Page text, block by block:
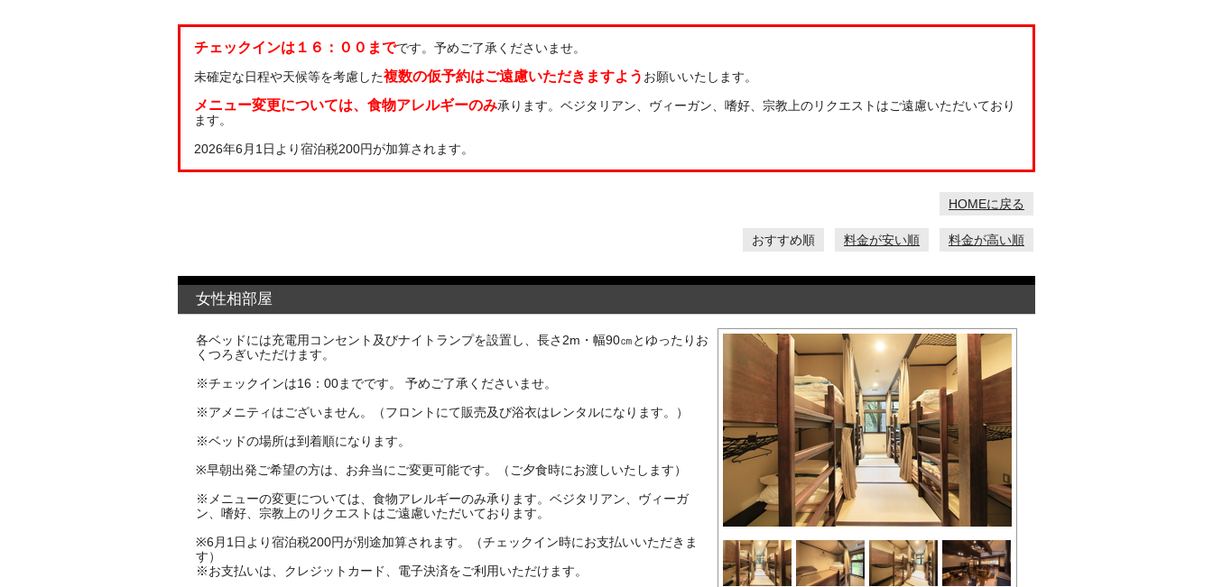
チェックインは１６：００までです。予めご了承くださいませ。
未確定な日程や天候等を考慮した複数の仮予約はご遠慮いただきますよう お願いいたします。
メニュー変更については、食物アレルギーのみ承ります。ベジタリアン、ヴィーガン、嗜好、宗教上のリクエストはご遠慮いただいており
ます。
2026年6月1日より宿泊税200円が加算されます。
HOMEに戻る
料金が高い順
料金が安い順
おすすめ順
女性相部屋
各ベッドには充電用コンセント及びナイトランプを設置し、長さ2m・幅90㎝とゆったりお
くつろぎいただけます。
※チェックインは16：00までです。 予めご了承くださいませ。
※アメニティはございません。（フロントにて販売及び浴衣はレンタルになります。）
※ベッドの場所は到着順になります。
※早朝出発ご希望の方は、お弁当にご変更可能です。（ご夕食時にお渡しいたします）
※メニューの変更については、食物アレルギーのみ承ります。ベジタリアン、ヴィーガ
ン、嗜好、宗教上のリクエストはご遠慮いただいております。
※6月1日より宿泊税200円が別途加算されます。（チェックイン時にお支払いいただきま
す）
※お支払いは、クレジットカード、電子決済をご利用いただけます。